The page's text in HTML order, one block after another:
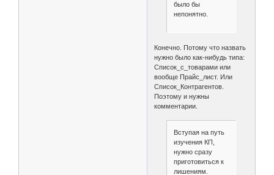
было бы
непонятно.
Конечно. Потому что назвать
нужно было как-нибудь типа:
Список_с_товарами или
вообще Прайс_лист. Или
Список_Контрагентов.
Поэтому и нужны
комментарии.
Вступая на путь
изучения КП,
нужно сразу
приготовиться к
лишениям.